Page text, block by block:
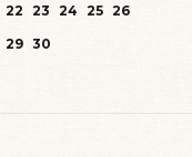
22 23 24 25 26
29 30